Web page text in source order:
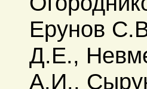
Ерунов
Д.Е.,
А.И.,